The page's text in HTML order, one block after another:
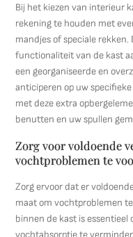
Bij het kiezen van interieur
rekening te houden met
mandjes of speciale
functionaliteit van de kast
een georganiseerde en
anticiperen op uw
met deze extra
benutten en uw spullen
Zorg voor voldoende
vochtproblemen te
Zorg ervoor dat er
maat om vochtproblemen
binnen de kast is
vochtabsorptie te